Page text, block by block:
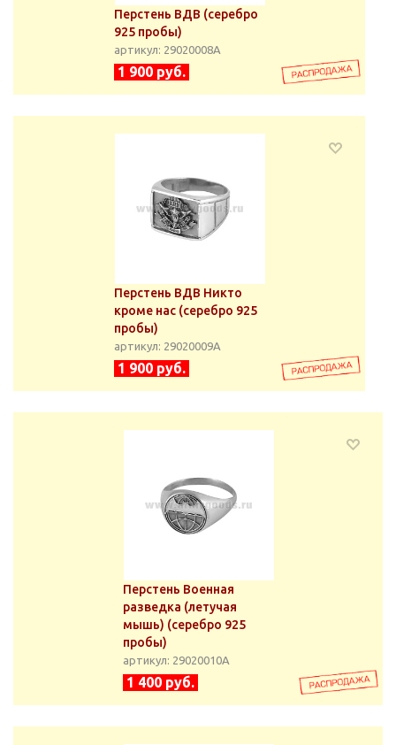
Перстень ВДВ (серебро
925 пробы)
артикул: 29020008А
1 900 руб.
Перстень ВДВ Никто
кроме нас (серебро 925
пробы)
артикул: 29020009А
1 900 руб.
Перстень Военная
разведка (летучая
мышь) (серебро 925
пробы)
артикул: 29020010А
1 400 руб.